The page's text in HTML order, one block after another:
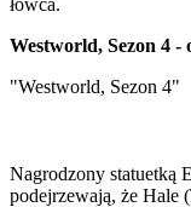
łowca.
Westworld, Sezon 4
"Westworld, Sezon 4"
Nagrodzony statuetką
podejrzewają, że Hale